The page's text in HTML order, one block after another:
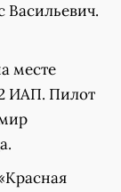
месте
ИАП. Пилот